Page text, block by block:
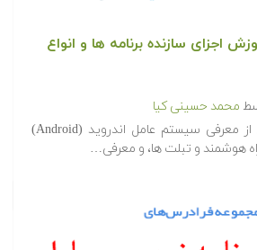
اجزای سازنده برنامه ها و انواع
محمد حسینی کیا
به طور ویژه، پس از معرفی سیستم عامل اندروید (Android)
هوشمند و تبلت ها، و معرفی…